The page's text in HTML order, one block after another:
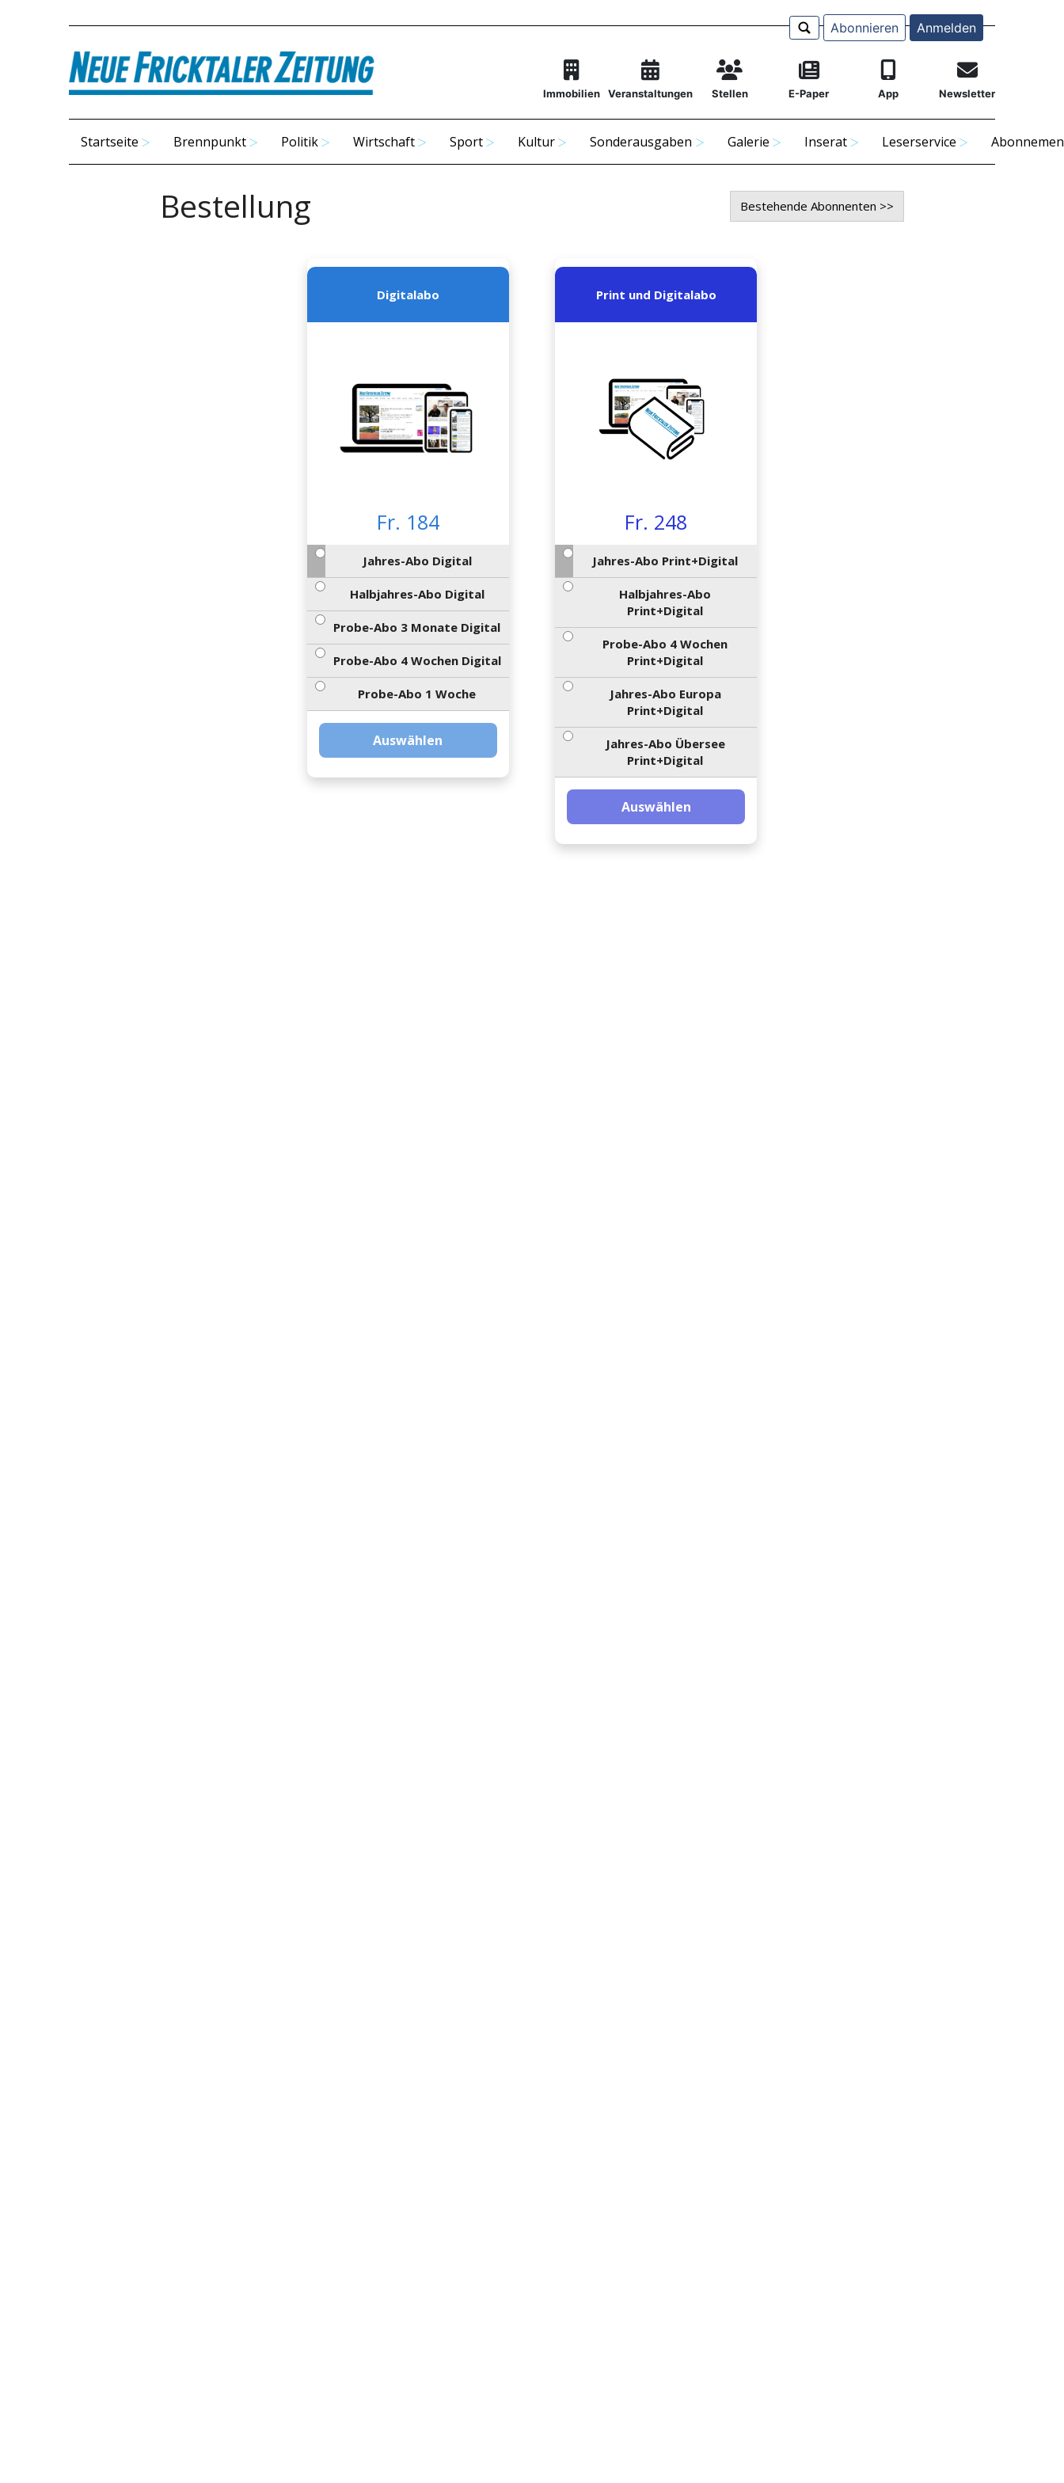
Abonnieren Anmelden
Immobilien Veranstaltungen Stellen E-Paper App Newsletter
Startseite Brennpunkt Politik Wirtschaft Sport Kultur Sonderausgaben Galerie Inserat Leserservice